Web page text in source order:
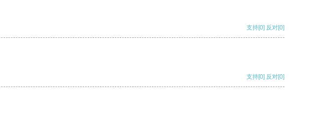
支持[0] 反对[0]
支持[0] 反对[0]